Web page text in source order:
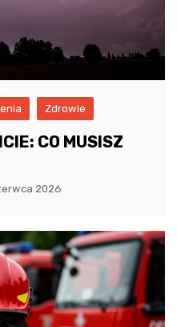
Zdrowie
CO MUSISZ
2026